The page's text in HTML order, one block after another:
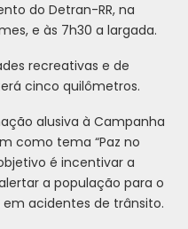
do Detran-RR, na
e às 7h30 a largada.
recreativas e de
cinco quilômetros.
alusiva à Campanha
como tema “Paz no
é incentivar a
a população para o
acidentes de trânsito.